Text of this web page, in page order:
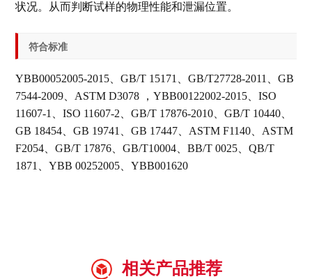
状况。从而判断试样的物理性能和泄漏位置。
符合标准
YBB00052005-2015、GB/T 15171、GB/T27728-2011、GB
7544-2009、ASTM D3078 ，YBB00122002-2015、ISO
11607-1、ISO 11607-2、GB/T 17876-2010、GB/T 10440、
GB 18454、GB 19741、GB 17447、ASTM F1140、ASTM
F2054、GB/T 17876、GB/T10004、BB/T 0025、QB/T
1871、YBB 00252005、YBB001620
相关产品推荐